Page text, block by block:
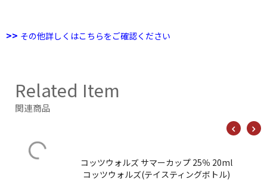
>> その他詳しくはこちらをご確認ください
Related Item
関連商品